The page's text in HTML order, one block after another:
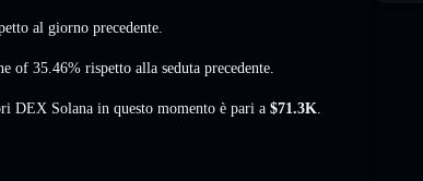
al giorno precedente.
of 35.46% rispetto alla seduta precedente.
DEX Solana in questo momento è pari a $71.3K